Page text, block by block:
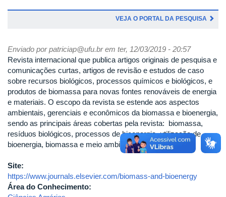
VEJA O PORTAL DA PESQUISA
Enviado porpatriciap@ufu.brem ter, 12/03/2019 - 20:57
Revista internacional que publica artigos originais de pesquisa e
comunicações curtas, artigos de revisão e estudos de caso
sobre recursos biológicos, processos químicos e biológicos, e
produtos de biomassa para novas fontes renováveis ​​de energia
e materiais. O escopo da revista se estende aos aspectos
ambientais, gerenciais e econômicos da biomassa e bioenergia,
sendo as principais áreas cobertas pela revista: biomassa,
resíduos biológicos, processos de bioenergia, utilização de
bioenergia, biomassa e meio ambiente
Site:
https://www.journals.elsevier.com/biomass-and-bioenergy
Área do Conhecimento: